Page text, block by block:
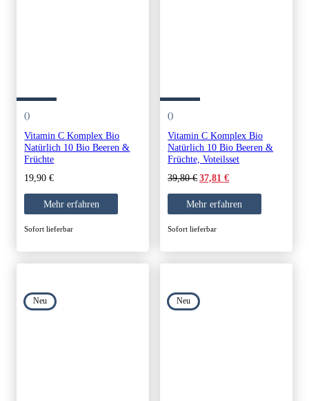
()
Vitamin C Komplex Bio
Natürlich 10 Bio Beeren &
Früchte
19,90€
Mehr erfahren
Sofort lieferbar
()
Vitamin C Komplex Bio
Natürlich 10 Bio Beeren &
Früchte, Voteilsset
39,80€Original
was:
39,80 €.
37,81€Current
is:
37,81 €.
Mehr erfahren
Sofort lieferbar
Neu Neu